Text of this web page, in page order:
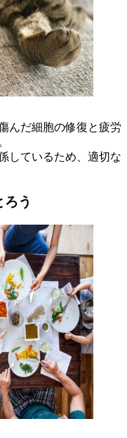
んだ細胞の修復と疲労
しているため、適切な
う